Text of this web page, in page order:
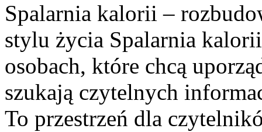
Spalarnia kalorii –
stylu życia Spalarnia
osobach, które chcą
szukają czytelnych
To przestrzeń dla